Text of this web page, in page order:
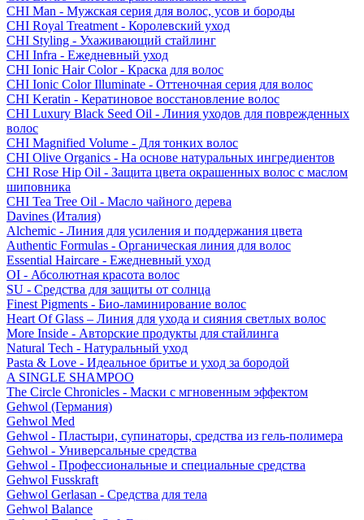
CHI Man - Мужская серия для волос, усов и бороды
CHI Royal Treatment - Королевский уход
CHI Styling - Ухаживающий стайлинг
CHI Infra - Ежедневный уход
CHI Ionic Hair Color - Краска для волос
CHI Ionic Color Illuminate - Оттеночная серия для волос
CHI Keratin - Кератиновое восстановление волос
CHI Luxury Black Seed Oil - Линия уходов для поврежденных
волос
CHI Magnified Volume - Для тонких волос
CHI Olive Organics - На основе натуральных ингредиентов
CHI Rose Hip Oil - Защита цвета окрашенных волос с маслом
шиповника
CHI Tea Tree Oil - Масло чайного дерева
Davines (Италия)
Alchemic - Линия для усиления и поддержания цвета
Authentic Formulas - Органическая линия для волос
Essential Haircare - Eжедневный уход
OI - Абсолютная красота волос
SU - Средства для защиты от солнца
Finest Pigments - Био-ламинирование волос
Heart Of Glass – Линия для ухода и сияния светлых волос
More Inside - Авторские продукты для стайлинга
Natural Tech - Натуральный уход
Pasta & Love - Идеальное бритье и уход за бородой
A SINGLE SHAMPOO
The Circle Chronicles - Маски с мгновенным эффектом
Gehwol (Германия)
Gehwol Med
Gehwol - Пластыри, супинаторы, средства из гель-полимера
Gehwol - Универсальные средства
Gehwol - Профессиональные и специальные средства
Gehwol Fusskraft
Gehwol Gerlasan - Средства для тела
Gehwol Balance